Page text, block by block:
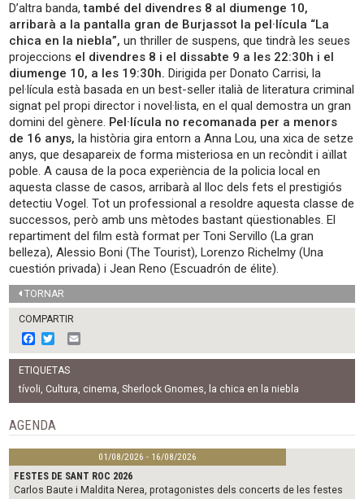
D’altra banda,també del divendres 8 al diumenge 10,
arribarà a la pantalla gran de Burjassot la pel·lícula “La
chica en la niebla”, un thriller de suspens, que tindrà les seues
projeccions el divendres 8 i el dissabte 9 a les 22:30h i el
diumenge 10, a les 19:30h. Dirigida per Donato Carrisi, la
pel·lícula està basada en un best-seller italià de literatura criminal
signat pel propi director i novel·lista, en el qual demostra un gran
domini del gènere. Pel·lícula no recomanada per a menors
de 16 anys, la història gira entorn a Anna Lou, una xica de setze
anys, que desapareix de forma misteriosa en un recòndit i aïllat
poble. A causa de la poca experiència de la policia local en
aquesta classe de casos, arribarà al lloc dels fets el prestigiós
detectiu Vogel. Tot un professional a resoldre aquesta classe de
successos, però amb uns mètodes bastant qüestionables. El
repartiment del film està format per Toni Servillo (La gran
belleza), Alessio Boni (The Tourist), Lorenzo Richelmy (Una
cuestión privada) i Jean Reno (Escuadrón de élite).
TORNAR
COMPARTIR
F
a
c
e
b
o
o
k
w
i
t
t
e
m
a
l
ETIQUETAS
tívoli, Cultura, cinema,Sherlock Gnomes, la chica en la niebla
AGENDA
01/08/2026 - 16/08/2026
FESTES DE SANT ROC 2026
Carlos Baute i Maldita Nerea, protagonistes dels concerts de les festes